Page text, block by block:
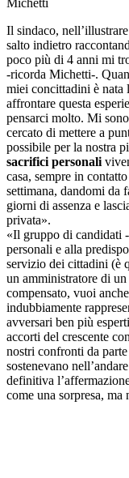
Il sindaco,
salto indietro
poco più di 4 anni mi
-ricorda Michetti-.
miei concittadini è nata
affrontare questa
pensarci molto. Mi
cercato di mettere a
possibile per la nostra
sacrifici personali
casa, sempre in
settimana, dandomi da
giorni di assenza e
privata».
«Il gruppo di candidati
personali e alla
servizio dei cittadini (è
un amministratore di
compensato, vuoi
indubbiamente
avversari ben più
accorti del crescente
nostri confronti da
sostenevano
definitiva
come una sorpresa, ma